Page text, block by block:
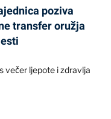
poziva
transfer oružja